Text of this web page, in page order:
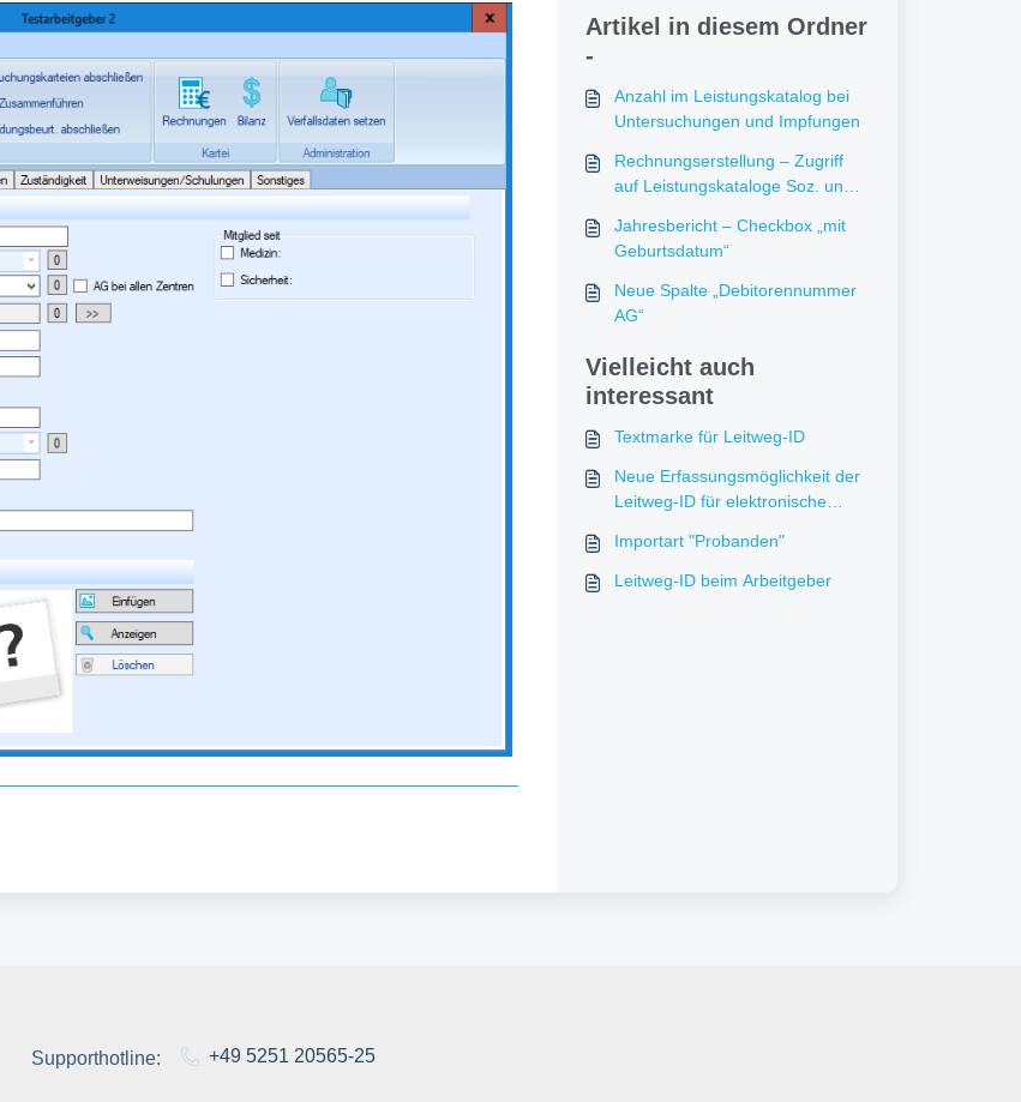
Artikel in diesem Ordner
-
Anzahl im Leistungskatalog bei
Untersuchungen und Impfungen
Rechnungserstellung – Zugriff
auf Leistungskataloge Soz. und
Jahresbericht – Checkbox „mit
Geburtsdatum“
Neue Spalte „Debitorennummer
AG“
Vielleicht auch
interessant
Textmarke für Leitweg-ID
Neue Erfassungsmöglichkeit der
Leitweg-ID für elektronische
Importart "Probanden"
Leitweg-ID beim Arbeitgeber
Supporthotline: +49 5251 20565-25